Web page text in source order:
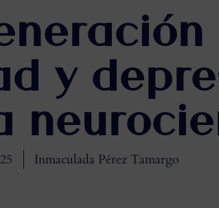
y
Inmaculada Pérez Tamargo